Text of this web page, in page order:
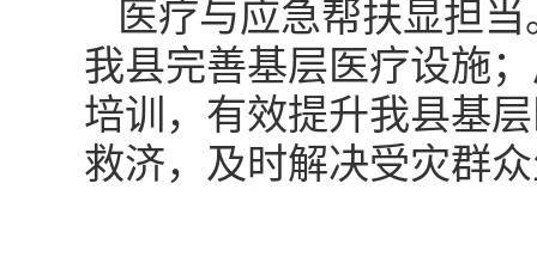
医疗与应急帮扶显担
我县完善基层医疗设施
培训，有效提升我县基
救济，及时解决受灾群